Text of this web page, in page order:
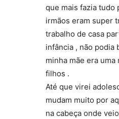
que mais fazia tudo
irmãos eram super
trabalho de casa
infância , não podia
minha mãe era
filhos .
Até que virei
mudam muito por
na cabeça onde